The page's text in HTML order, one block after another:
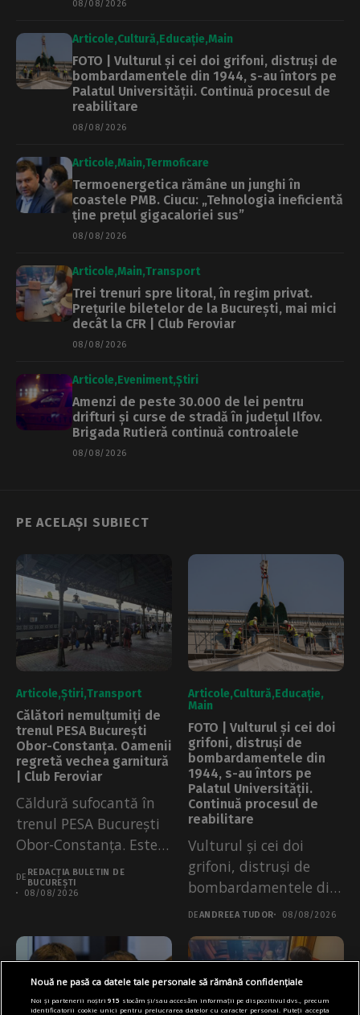
08/08/2026
Articole Cultură Educație Main
FOTO | Vulturul și cei doi grifoni, distruși de
bombardamentele din 1944, s-au întors pe
Palatul Universității. Continuă procesul de
reabilitare
08/08/2026
Articole Main Termoficare
Termoenergetica rămâne un junghi în
coastele PMB. Ciucu: „Tehnologia ineficientă
ține prețul gigacaloriei sus”
08/08/2026
Articole Main Transport
Trei trenuri spre litoral, în regim privat.
Prețurile biletelor de la București, mai mici
decât la CFR | Club Feroviar
08/08/2026
Articole Eveniment Știri
Amenzi de peste 30.000 de lei pentru
drifturi și curse de stradă în județul Ilfov.
Brigada Rutieră continuă controalele
08/08/2026
PE ACELAȘI SUBIECT
Articole Știri Transport
Călători nemulțumiți de
trenul PESA București
Obor-Constanța. Oamenii
regretă vechea garnitură
| Club Feroviar
Căldură sufocantă în
trenul PESA București
Obor-Constanța. Este
prima garnitură
operată, pe această...
DE REDACȚIA BULETIN DE
BUCUREȘTI
08/08/2026
Articole Cultură Educație
Main
FOTO | Vulturul și cei doi
grifoni, distruși de
bombardamentele din
1944, s-au întors pe
Palatul Universității.
Continuă procesul de
reabilitare
Vulturul și cei doi
grifoni, distruși de
bombardamentele din
1944, s-au întors...
DEANDREEA TUDOR 08/08/2026
Nouă ne pasă ca datele tale personale să rămână confidențiale
Noi și partenerii noștri915 stocăm și/sau accesăm informații pe dispozitivul dvs., precum
identificatorii cookie unici pentru prelucrarea datelor cu caracter personal. Puteți accepta